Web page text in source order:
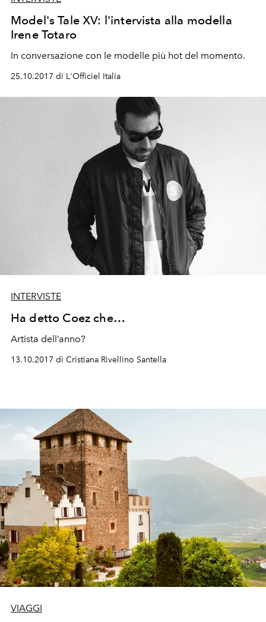
Model's Tale XV: l'intervista alla modella
Irene Totaro
In conversazione con le modelle più hot del momento.
25.10.2017 di L'Officiel Italia
INTERVISTE
Ha detto Coez che…
Artista dell’anno?
13.10.2017 di Cristiana Rivellino Santella
VIAGGI